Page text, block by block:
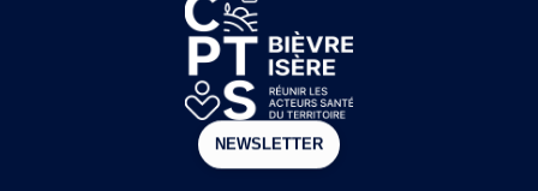
NEWSLETTER